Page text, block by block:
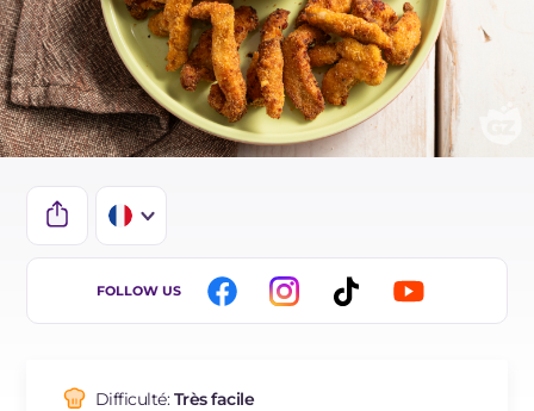
IT
ES
FOLLOW US
Difficulté:Très facile